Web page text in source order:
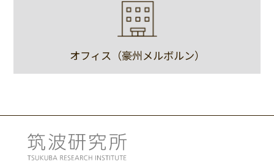
オフィス（豪州メルボルン）